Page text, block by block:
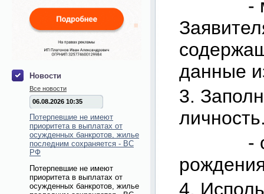
Новости
Все новости
06.08.2026 10:35
Потерпевшие не имеют
приоритета в выплатах от
осужденных банкротов, жилье
последним сохраняется - ВС
РФ
Потерпевшие не имеют
приоритета в выплатах от
осужденных банкротов, жилье
-
данные
3.
-
4.